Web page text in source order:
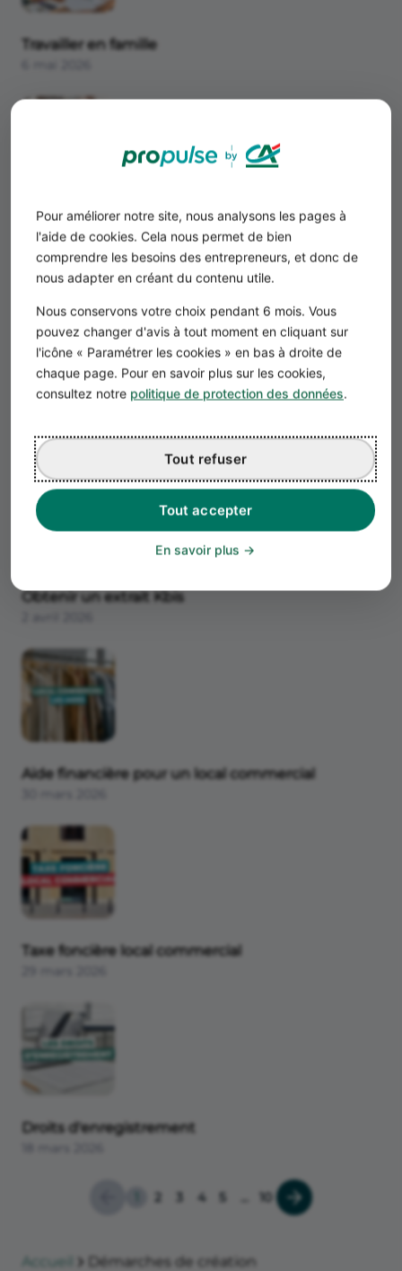
Pour améliorer notre site, nous analysons les pages à
l'aide de cookies. Cela nous permet de bien
comprendre les besoins des entrepreneurs, et donc de
nous adapter en créant du contenu utile.
Nous conservons votre choix pendant 6 mois. Vous
pouvez changer d'avis à tout moment en cliquant sur
l'icône « Paramétrer les cookies » en bas à droite de
chaque page. Pour en savoir plus sur les cookies,
consultez notre politique de protection des données.
Tout accepter
Tout refuser
En savoir plus
Travailler en famille
Peut-on commencer son activité avant
d'immatriculer sa société ?
6 mai 2026
2 avril 2026
Obtenir un extrait Kbis
Aide financière pour un local commercial
Taxe foncière local commercial
Droits d'enregistrement
2 4 10
Accueil Démarches de création